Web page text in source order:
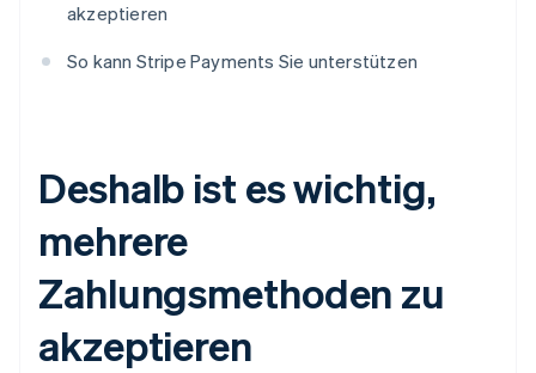
akzeptieren
So kann Stripe Payments Sie unterstützen
Deshalb ist es wichtig,
mehrere
Zahlungsmethoden zu
akzeptieren